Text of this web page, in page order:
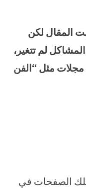
المقال لكن
لم تتغير،
مجلات مثل “الفن
تلك الصفحات في